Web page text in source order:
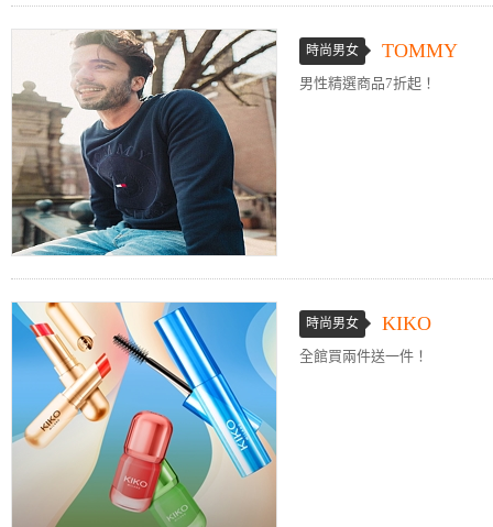
時尚男女 TOMMY
男性精選商品7折起！
時尚男女 KIKO
全館買兩件送一件！